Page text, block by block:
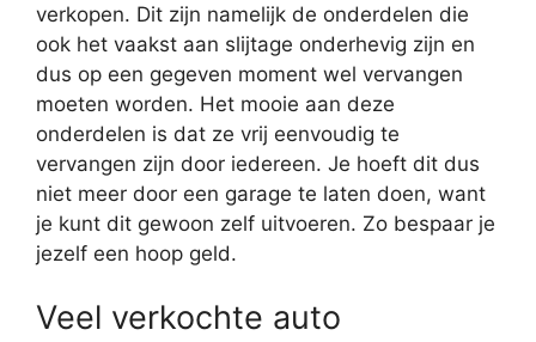
verkopen. Dit zijn namelijk de onderdelen die
ook het vaakst aan slijtage onderhevig zijn en
dus op een gegeven moment wel vervangen
moeten worden. Het mooie aan deze
onderdelen is dat ze vrij eenvoudig te
vervangen zijn door iedereen. Je hoeft dit dus
niet meer door een garage te laten doen, want
je kunt dit gewoon zelf uitvoeren. Zo bespaar je
jezelf een hoop geld.
Veel verkochte auto